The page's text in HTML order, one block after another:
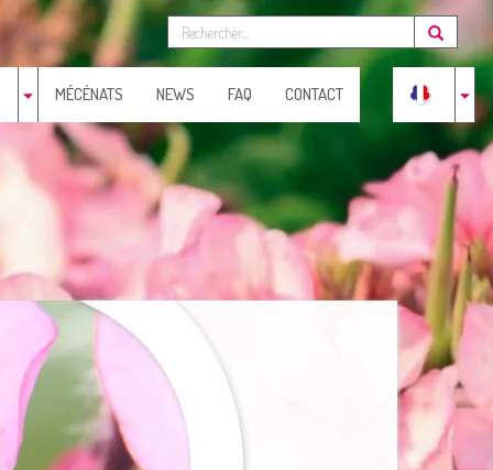
MÉCÉNATS NEWS FAQ CONTACT